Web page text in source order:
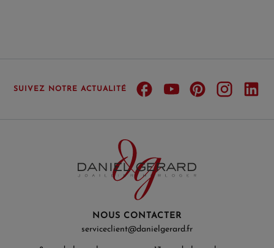
SUIVEZ NOTRE ACTUALITÉ
NOUS CONTACTER
serviceclient@danielgerard.fr